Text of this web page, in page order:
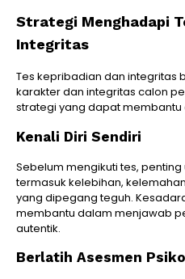
Strategi Menghadapi
Integritas
Tes kepribadian dan integritas
karakter dan integritas calon
strategi yang dapat
Kenali Diri Sendiri
Sebelum mengikuti tes,
termasuk kelebihan,
yang dipegang teguh.
membantu dalam menjawab
autentik.
Berlatih Asesmen